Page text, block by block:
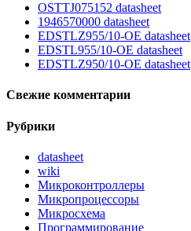
OSTTJ075152 datasheet
1946570000 datasheet
EDSTLZ955/10-OE datasheet
EDSTL955/10-OE datasheet
EDSTLZ950/10-OE datasheet
Свежие комментарии
Рубрики
datasheet
wiki
Микроконтроллеры
Микропроцессоры
Микросхема
Программирование